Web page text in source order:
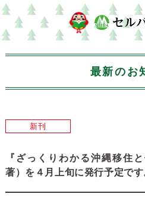
最新のお
新刊
『ざっくりわかる沖縄移住
著）を４月上旬に発行予定です